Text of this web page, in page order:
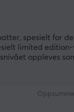
spesielt for
limited
oppleves